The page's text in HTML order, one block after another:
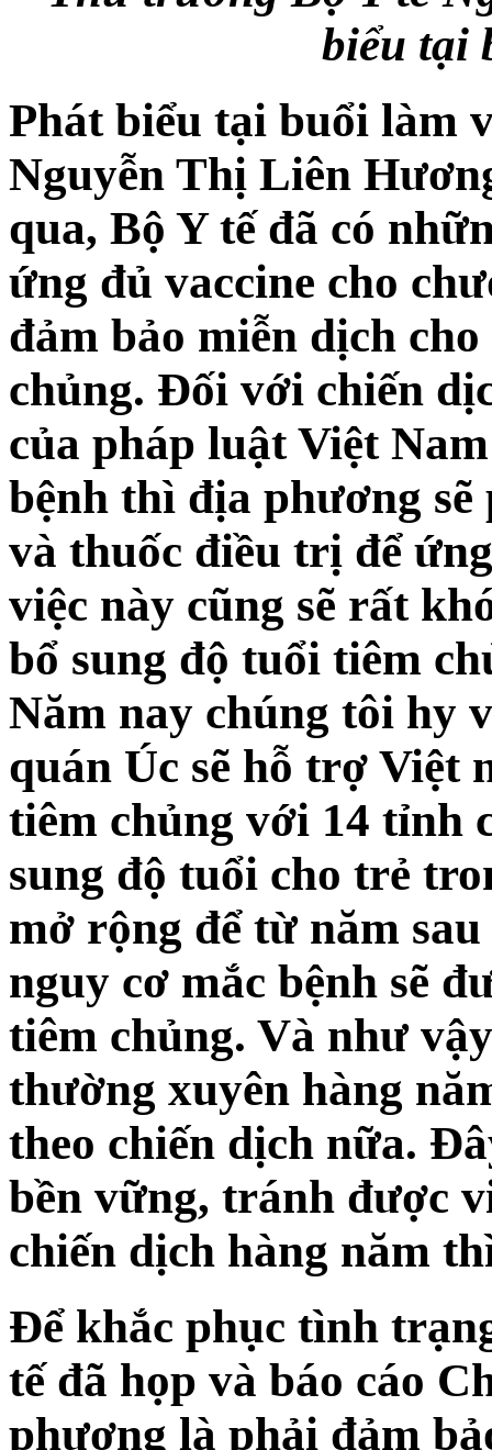
biểu tại
Phát biểu tại buổi làm
Nguyễn Thị Liên
qua, Bộ Y tế đã có
ứng đủ vaccine cho
đảm bảo miễn dịch
chủng. Đối với chiến
của pháp luật Việt
bệnh thì địa phương sẽ
và thuốc điều trị để
việc này cũng sẽ rất
bổ sung độ tuổi tiêm
Năm nay chúng tôi hy
quán Úc sẽ hỗ trợ Việt
tiêm chủng với 14 tỉnh
sung độ tuổi cho trẻ
mở rộng để từ năm
nguy cơ mắc bệnh sẽ
tiêm chủng. Và như
thường xuyên hàng
theo chiến dịch nữa.
bền vững, tránh được
chiến dịch hàng năm
Để khắc phục tình
tế đã họp và báo cáo
phương là phải đảm